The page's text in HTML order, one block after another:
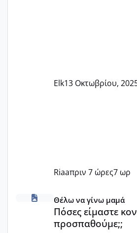
Elk13 Οκτωβρίου,
Riaaπριν 7 ώρες7 ωρ
Πόσες είμαστε κοντά 40 και
Θέλω να γίνω μαμά
Πόσες είμαστε
προσπαθούμε;;